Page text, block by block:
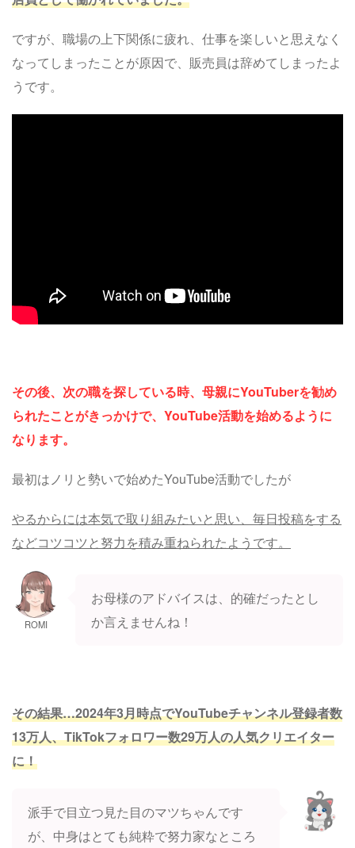
ですが、職場の上下関係に疲れ、仕事を楽しいと思えなく
なってしまったことが原因で、販売員は辞めてしまったよ
うです。
その後、次の職を探している時、母親にYouTuberを勧め
られたことがきっかけで、YouTube活動を始めるように
なります。
最初はノリと勢いで始めたYouTube活動でしたが
やるからには本気で取り組みたいと思い、毎日投稿をする
などコツコツと努力を積み重ねられたようです。
ROMI
お母様のアドバイスは、的確だったとし
か言えませんね！
その結果…2024年3月時点でYouTubeチャンネル登録者数
13万人、TikTokフォロワー数29万人の人気クリエイター
に！
派手で目立つ見た目のマツちゃんです
が、中身はとても純粋で努力家なところ